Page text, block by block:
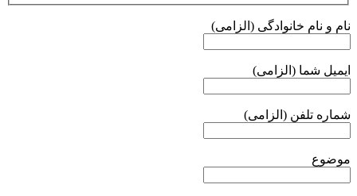
نام و نام خانوادگی (الزامی)
ایمیل شما (الزامی)
شماره تلفن (الزامی)
موضوع